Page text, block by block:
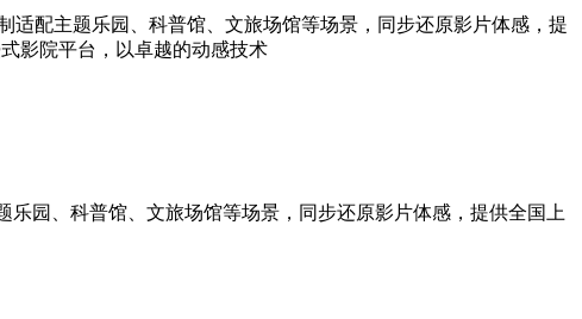
配主题乐园、科普馆、文旅场馆等场景，同步还原影片体感，提
影院平台，以卓越的动感技术
园、科普馆、文旅场馆等场景， 同步还原影片体感，提供全国上